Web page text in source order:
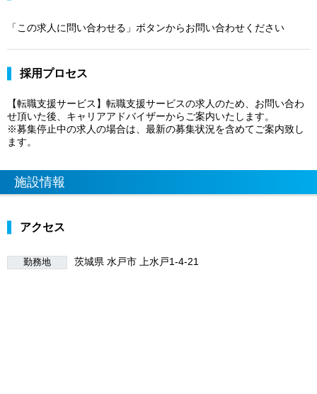
「この求人に問い合わせる」ボタンからお問い合わせください
採用プロセス
【転職支援サービス】転職支援サービスの求人のため、お問い合わ
せ頂いた後、キャリアアドバイザーからご案内いたします。
※募集停止中の求人の場合は、最新の募集状況を含めてご案内致し
ます。
施設情報
アクセス
勤務地 茨城県 水戸市 上水戸1-4-21